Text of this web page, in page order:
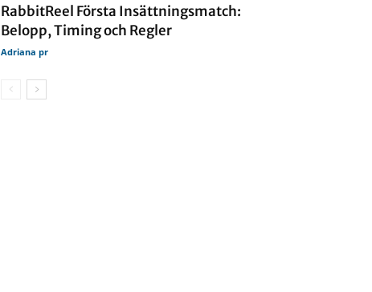
RabbitReel Första Insättningsmatch:
Belopp, Timing och Regler
Adriana pr